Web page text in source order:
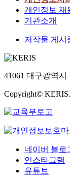
개인정보 재
기관소개
저작물 게시
41061 대구광역시
Copyright©
네이버 블로
인스타그램
유튜브